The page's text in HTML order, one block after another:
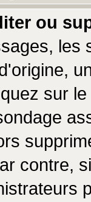
ou
les
sur
contre,